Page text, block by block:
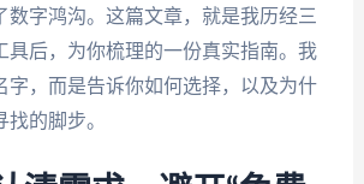
数字鸿沟。这篇文章，就是我历经三
具后，为你梳理的一份真实指南。我
字，而是告诉你如何选择，以及为什
的脚步。